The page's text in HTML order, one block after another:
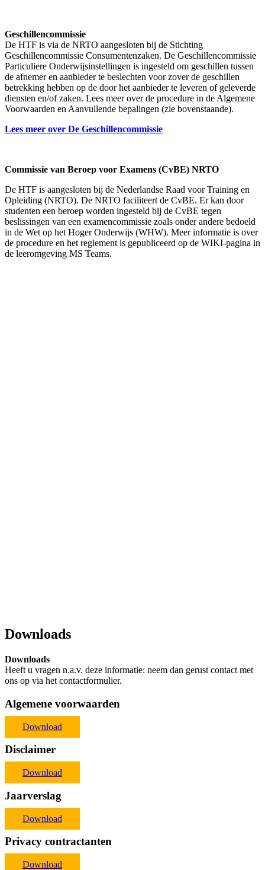
Geschillencommissie
De HTF is via de NRTO aangesloten bij de Stichting
Geschillencommissie Consumentenzaken. De Geschillencommissie
Particuliere Onderwijsinstellingen is ingesteld om geschillen tussen
de afnemer en aanbieder te beslechten voor zover de geschillen
betrekking hebben op de door het aanbieder te leveren of geleverde
diensten en/of zaken. Lees meer over de procedure in de Algemene
Voorwaarden en Aanvullende bepalingen (zie bovenstaande).
Lees meer over De Geschillencommissie
Commissie van Beroep voor Examens (CvBE) NRTO
De HTF is aangesloten bij de Nederlandse Raad voor Training en
Opleiding (NRTO). De NRTO faciliteert de CvBE. Er kan door
studenten een beroep worden ingesteld bij de CvBE tegen
beslissingen van een examencommissie zoals onder andere bedoeld
in de Wet op het Hoger Onderwijs (WHW). Meer informatie is over
de procedure en het reglement is gepubliceerd op de WIKI-pagina in
de leeromgeving MS Teams.
Downloads
Downloads
Heeft u vragen n.a.v. deze informatie: neem dan gerust contact met
ons op via het contactformulier.
Algemene voorwaarden
Download
Disclaimer
Download
Jaarverslag
Download
Privacy contractanten
Download